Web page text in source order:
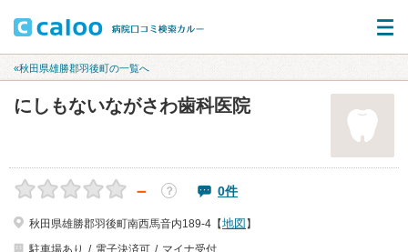
«秋田県雄勝郡羽後町の一覧へ
にしもないながさわ歯科医院
－ ？ 0件
秋田県雄勝郡羽後町南西馬音内189-4【地図 】
駐車場あり
電子決済可 マイナ受付